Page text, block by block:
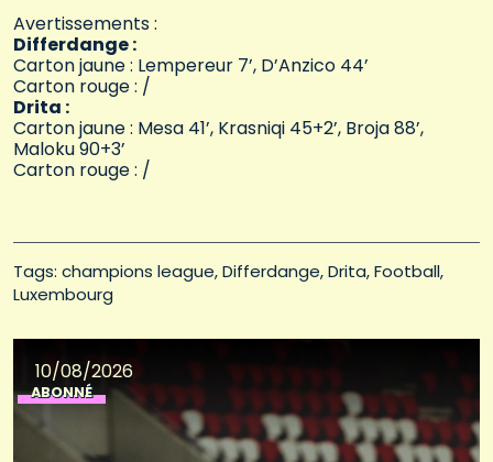
Avertissements :
Differdange :
Carton jaune : Lempereur 7’, D’Anzico 44’
Carton rouge : /
Drita :
Carton jaune : Mesa 41’, Krasniqi 45+2’, Broja 88’,
Maloku 90+3’
Carton rouge : /
Tags: champions league Differdange Drita Football
Luxembourg
10/08/2026
ABONNÉ